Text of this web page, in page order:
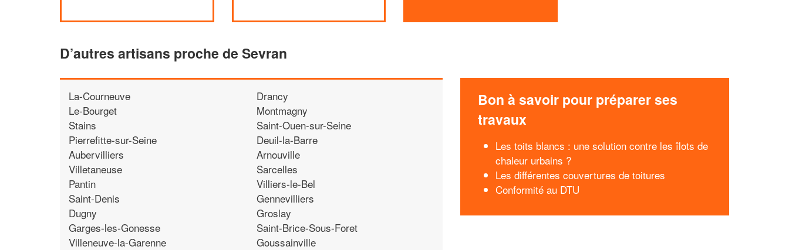
D’autres artisans proche de Sevran
La-Courneuve
Le-Bourget
Stains
Pierrefitte-sur-Seine
Aubervilliers
Villetaneuse
Pantin
Saint-Denis
Dugny
Garges-les-Gonesse
Villeneuve-la-Garenne
Drancy
Montmagny
Saint-Ouen-sur-Seine
Deuil-la-Barre
Arnouville
Sarcelles
Villiers-le-Bel
Gennevilliers
Groslay
Saint-Brice-Sous-Foret
Goussainville
Bon à savoir pour préparer ses
travaux
Les toits blancs : une solution contre les îlots de
chaleur urbains ?
Les différentes couvertures de toitures
Conformité au DTU